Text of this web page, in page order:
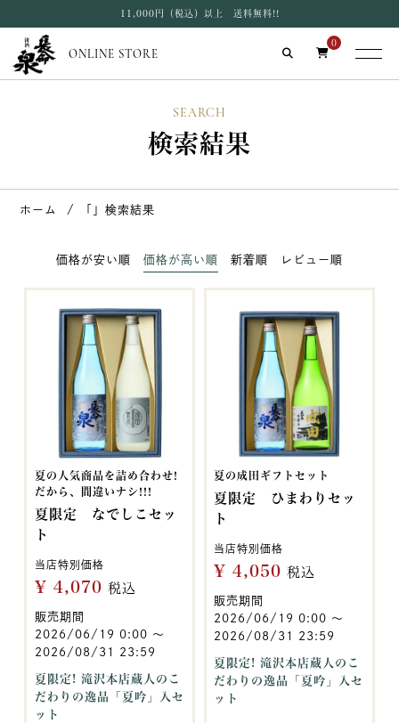
11,000円（税込）以上 送料無料!!
ONLINE STORE
0
SEARCH
検索結果
ホーム 「」検索結果
価格が安い順 価格が高い順 新着順 レビュー順
夏の人気商品を詰め合わせ!
だから、間違いナシ!!!
夏限定 なでしこセッ
ト
当店特別価格
¥ 4,070 税込
販売期間
2026/06/19 0:00 〜
2026/08/31 23:59
夏限定! 滝沢本店蔵人のこ
だわりの逸品「夏吟」入セ
ット
夏の成田ギフトセット
夏限定 ひまわりセッ
ト
当店特別価格
¥ 4,050 税込
販売期間
2026/06/19 0:00 〜
2026/08/31 23:59
夏限定! 滝沢本店蔵人のこ
だわりの逸品「夏吟」入セ
ット